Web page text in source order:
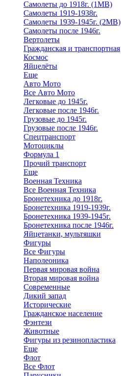
Самолеты до 1918г. (1МВ)
Самолеты 1919-1938г.
Самолеты 1939-1945г. (2МВ)
Самолеты после 1946г.
Вертолеты
Гражданская и транспортная
Космос
Яйцелёты
Еще
Авто Мото
Все Авто Мото
Легковые до 1945г.
Легковые после 1946г.
Грузовые до 1945г.
Грузовые после 1946г.
Спецтранспорт
Мотоциклы
Формула 1
Прочий транспорт
Еще
Военная Техника
Все Военная Техника
Бронетехника до 1918г.
Бронетехника 1919-1939г.
Бронетехника 1939-1945г.
Бронетехника после 1946г.
Яйцетанки, мультяшки
Фигуры
Все Фигуры
Наполеоника
Первая мировая война
Вторая мировая война
Современные
Дикий запад
Исторические
Гражданское население
Фэнтези
Животные
Фигуры из резинопластика
Еще
Флот
Все Флот